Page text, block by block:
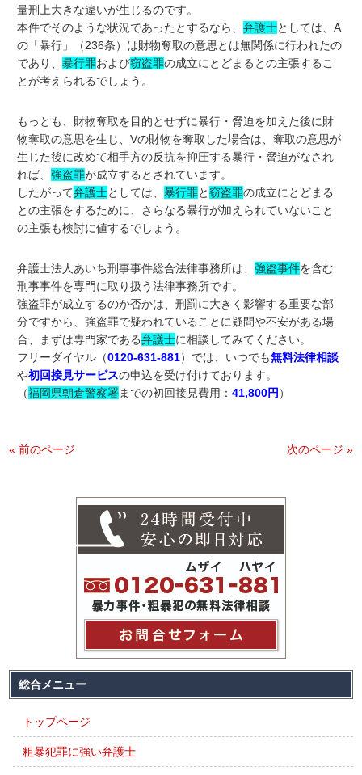
量刑上大きな違いが生じるのです。
本件でそのような状況であったとするなら、弁護士としては、A
の「暴行」（236条）は財物奪取の意思とは無関係に行われたの
であり、暴行罪および窃盗罪の成立にとどまるとの主張するこ
とが考えられるでしょう。
もっとも、財物奪取を目的とせずに暴行・脅迫を加えた後に財
物奪取の意思を生じ、Vの財物を奪取した場合は、奪取の意思が
生じた後に改めて相手方の反抗を抑圧する暴行・脅迫がなされ
れば、強盗罪が成立するとされています。
したがって弁護士としては、暴行罪と窃盗罪の成立にとどまる
との主張をするために、さらなる暴行が加えられていないこと
の主張も検討に値するでしょう。
弁護士法人あいち刑事事件総合法律事務所は、強盗事件を含む
刑事事件を専門に取り扱う法律事務所です。
強盗罪が成立するのか否かは、刑罰に大きく影響する重要な部
分ですから、強盗罪で疑われていることに疑問や不安がある場
合、まずは専門家である弁護士に相談してみてください。
フリーダイヤル（0120-631-881）では、いつでも無料法律相談
や初回接見サービスの申込を受け付けております。
（福岡県朝倉警察署までの初回接見費用：41,800円 ）
« 前のページ 次のページ »
総合メニュー
トップページ
粗暴犯罪に強い弁護士